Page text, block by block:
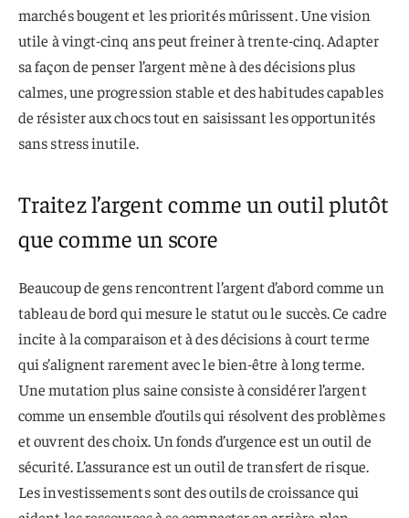
marchés bougent et les priorités mûrissent. Une vision
utile à vingt-cinq ans peut freiner à trente-cinq. Adapter
sa façon de penser l’argent mène à des décisions plus
calmes, une progression stable et des habitudes capables
de résister aux chocs tout en saisissant les opportunités
sans stress inutile.
Traitez l’argent comme un outil plutôt
que comme un score
Beaucoup de gens rencontrent l’argent d’abord comme un
tableau de bord qui mesure le statut ou le succès. Ce cadre
incite à la comparaison et à des décisions à court terme
qui s’alignent rarement avec le bien-être à long terme.
Une mutation plus saine consiste à considérer l’argent
comme un ensemble d’outils qui résolvent des problèmes
et ouvrent des choix. Un fonds d’urgence est un outil de
sécurité. L’assurance est un outil de transfert de risque.
Les investissements sont des outils de croissance qui